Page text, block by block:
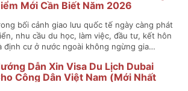
Mới Cần Biết Năm 2026
bối cảnh giao lưu quốc tế ngày càng phát
nhu cầu du học, làm việc, đầu tư, kết hôn
định cư ở nước ngoài không ngừng gia…
Dẫn Xin Visa Du Lịch Dubai
Công Dân Việt Nam (Mới Nhất